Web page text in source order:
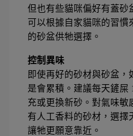
但也有些貓咪偏好有蓋砂
可以根據自家貓咪的習慣
的砂盆供牠選擇。
控制異味
即使再好的砂材與砂盆，
是會累積。建議每天鏟屎
充或更換新砂。對氣味敏
有人工香料的砂材，選擇
讓牠更願意靠近。